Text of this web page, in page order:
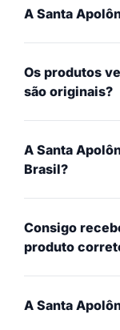
A Santa
Os produtos
são originais?
A Santa
Brasil?
Consigo
produto
A Santa